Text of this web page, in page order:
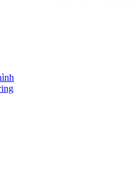
Trung, P. 10, Q. Gò Vấp, Tp.HCM
- 0914140883